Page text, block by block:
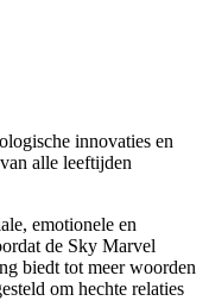
innovaties en
alle leeftijden
emotionele en
de Sky Marvel
biedt tot meer woorden
om hechte relaties